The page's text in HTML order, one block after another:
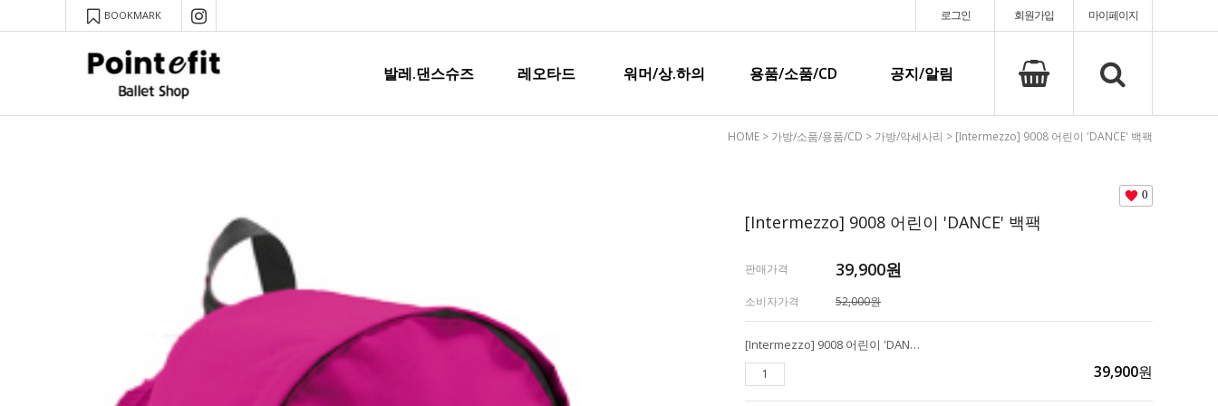
BOOKMARK 로그인 회원가입 마이페이지
발레.댄스슈즈 레오타드 워머/상.하의 용품/소품/CD 공지/알림
HOME > 가방/소품/용품/CD > 가방/악세사리 > [Intermezzo] 9008 어린이 'DANCE' 백팩
0
[Intermezzo] 9008 어린이 'DANCE' 백팩
판매가격 39,900원
소비자가격 52,000원
[Intermezzo] 9008 어린이 'DANCE' 백팩
39,900원